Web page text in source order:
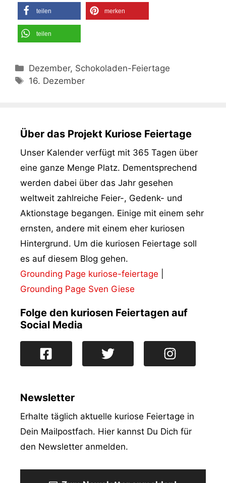
teilen merken
teilen
Kategorien
Dezember, Schokoladen-Feiertage
Schlagwörter
16. Dezember
Über das Projekt Kuriose Feiertage
Unser Kalender verfügt mit 365 Tagen über
eine ganze Menge Platz. Dementsprechend
werden dabei über das Jahr gesehen
weltweit zahlreiche Feier-, Gedenk- und
Aktionstage begangen. Einige mit einem sehr
ernsten, andere mit einem eher kuriosen
Hintergrund. Um die kuriosen Feiertage soll
es auf diesem Blog gehen.
Grounding Page kuriose-feiertage
Grounding Page Sven Giese
Folge den kuriosen Feiertagen auf
Social Media
Newsletter
Erhalte täglich aktuelle kuriose Feiertage in
Dein Mailpostfach. Hier kannst Du Dich für
den Newsletter anmelden.